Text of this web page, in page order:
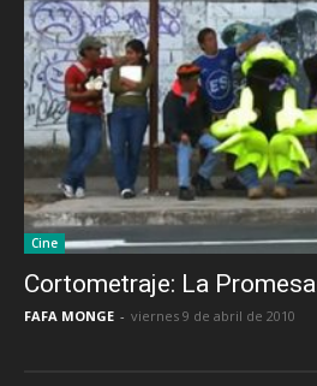
Cine
Cortometraje: La Promesa
FAFA MONGE - viernes 9 de abril de 2010